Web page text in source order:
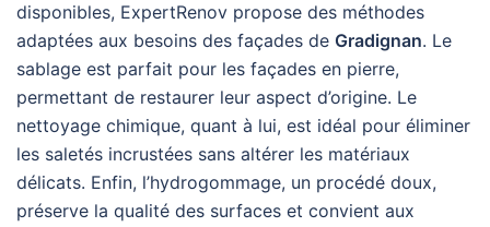
disponibles, ExpertRenov propose des méthodes
adaptées aux besoins des façades de Gradignan. Le
sablage est parfait pour les façades en pierre,
permettant de restaurer leur aspect d’origine. Le
nettoyage chimique, quant à lui, est idéal pour éliminer
les saletés incrustées sans altérer les matériaux
délicats. Enfin, l’hydrogommage, un procédé doux,
préserve la qualité des surfaces et convient aux